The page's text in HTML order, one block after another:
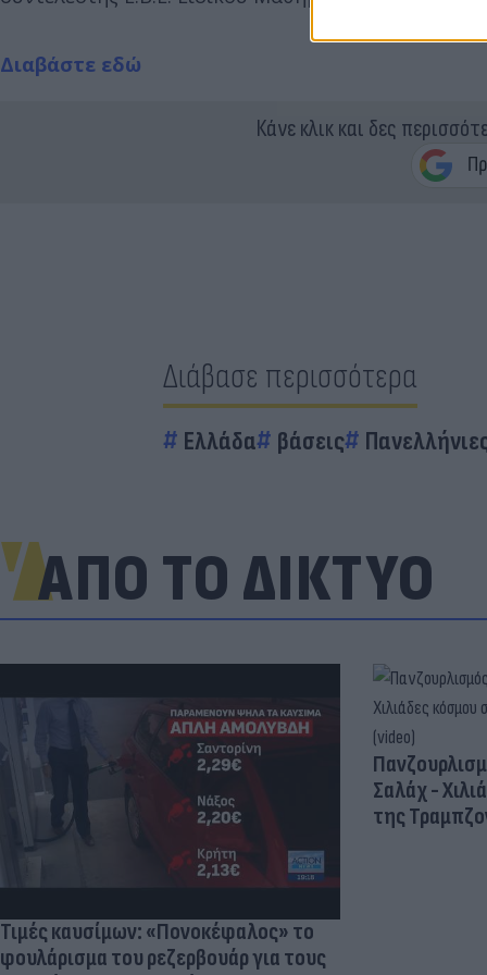
Διαβάστε εδώ
Κάνε κλικ και δες
Διάβασε περισσότερα
Ελλάδα βάσεις
ΑΠΟ ΤΟ ΔΙΚΤΥΟ
Τιμές καυσίμων: «Πονοκέφαλος» το
φουλάρισμα του ρεζερβουάρ για τους
Σαλάχ -
της